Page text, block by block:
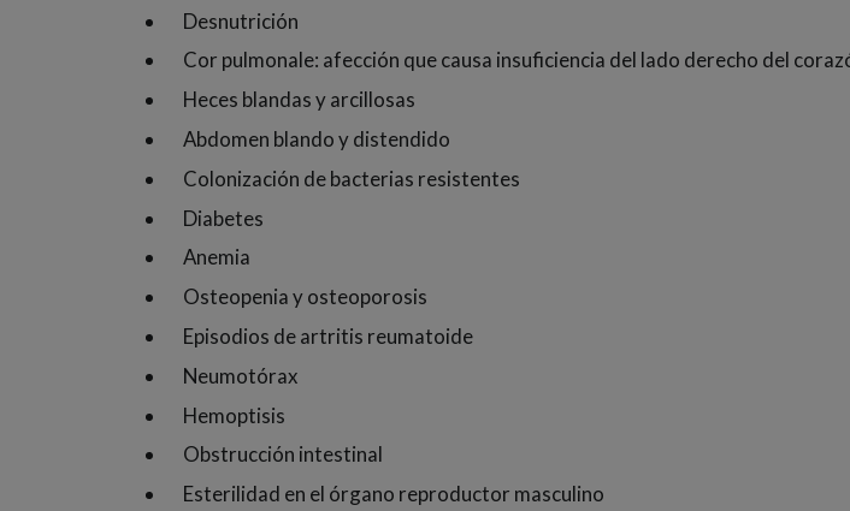
Desnutrición
Cor pulmonale: afección que causa insuficiencia del lado derecho del
Heces blandas y arcillosas
Abdomen blando y distendido
Colonización de bacterias resistentes
Diabetes
Anemia
Osteopenia y osteoporosis
Episodios de artritis reumatoide
Neumotórax
Hemoptisis
Obstrucción intestinal
Esterilidad en el órgano reproductor masculino